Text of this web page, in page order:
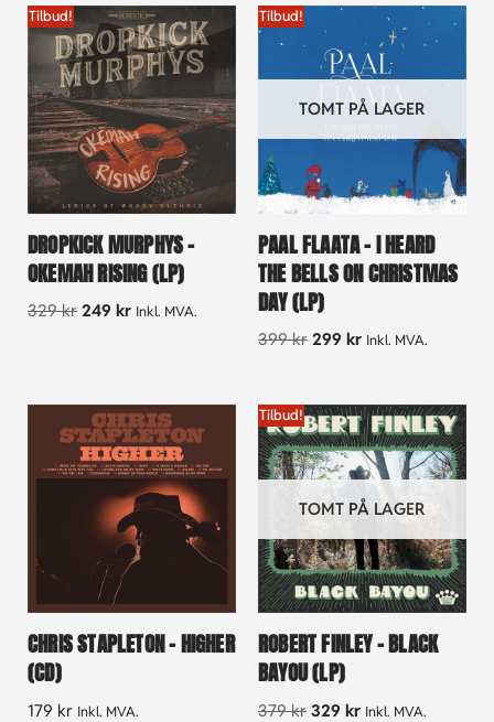
Tilbud!
DROPKICK MURPHYS –
OKEMAH RISING (LP)
329kr 249 kr Inkl. MVA.
TOMT PÅ LAGER
Tilbud!
PAAL FLAATA – I HEARD
THE BELLS ON CHRISTMAS
DAY (LP)
399kr 299 kr Inkl. MVA.
CHRIS STAPLETON – HIGHER
(CD)
179 kr Inkl. MVA.
TOMT PÅ LAGER
Tilbud!
ROBERT FINLEY – BLACK
BAYOU (LP)
379kr 329 kr Inkl. MVA.